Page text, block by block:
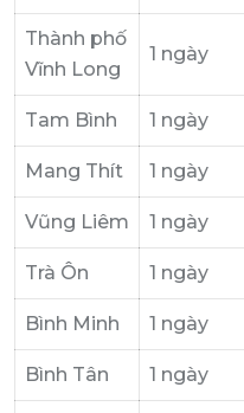
Thành phố
Vĩnh Long
1 ngày
Tam Bình 1 ngày
Mang Thít 1 ngày
Vũng Liêm 1 ngày
Trà Ôn 1 ngày
Bình Minh 1 ngày
Bình Tân 1 ngày